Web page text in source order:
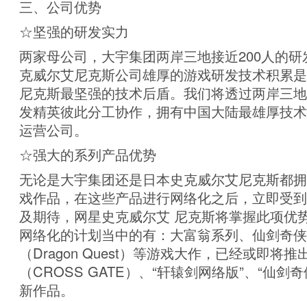
三、公司优势
☆坚强的研发实力
两家母公司，大宇集团两岸三地接近200人的
克威尔艾尼克斯公司雄厚的游戏研发技术积累
尼克斯最坚强的技术后盾。我们将透过两岸三
发精英彼此分工协作，拥有中国大陆最雄厚技
运营公司。
☆强大的系列产品优势
无论是大宇集团还是日本史克威尔艾尼克斯都
戏作品，在这些产品进行网络化之后，立即受
及期待，网星史克威尔艾 尼克斯将掌握此项优
网络化的计划当中的有：大富翁系列、仙剑奇
（Dragon Quest）等游戏大作，已经或即将推
（CROSS GATE）、“轩辕剑网络版”、“仙剑
新作品。